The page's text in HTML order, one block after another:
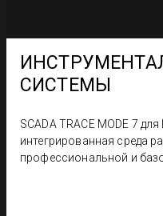
СИСТЕМЫ
SCADA TRACE MODE 7
интегрированная среда
профессиональной и